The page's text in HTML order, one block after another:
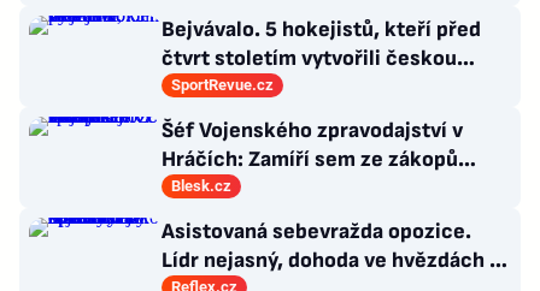
Bejvávalo. 5 hokejistů, kteří před
čtvrt stoletím vytvořili českou
kolonii v Ottawě
SportRevue.cz
Šéf Vojenského zpravodajství v
Hráčích: Zamíří sem ze zákopů
desetitisíce Ukrajinců! Co s nimi?
Blesk.cz
Asistovaná sebevražda opozice.
Lídr nejasný, dohoda ve hvězdách a
Reflex.cz